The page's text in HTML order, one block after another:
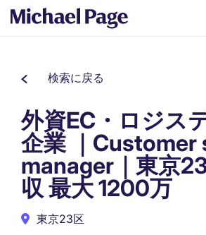
検索に戻る
外資EC・ロジス
企業 ｜Customer
manager｜東京
収 最大 1200万
東京23区